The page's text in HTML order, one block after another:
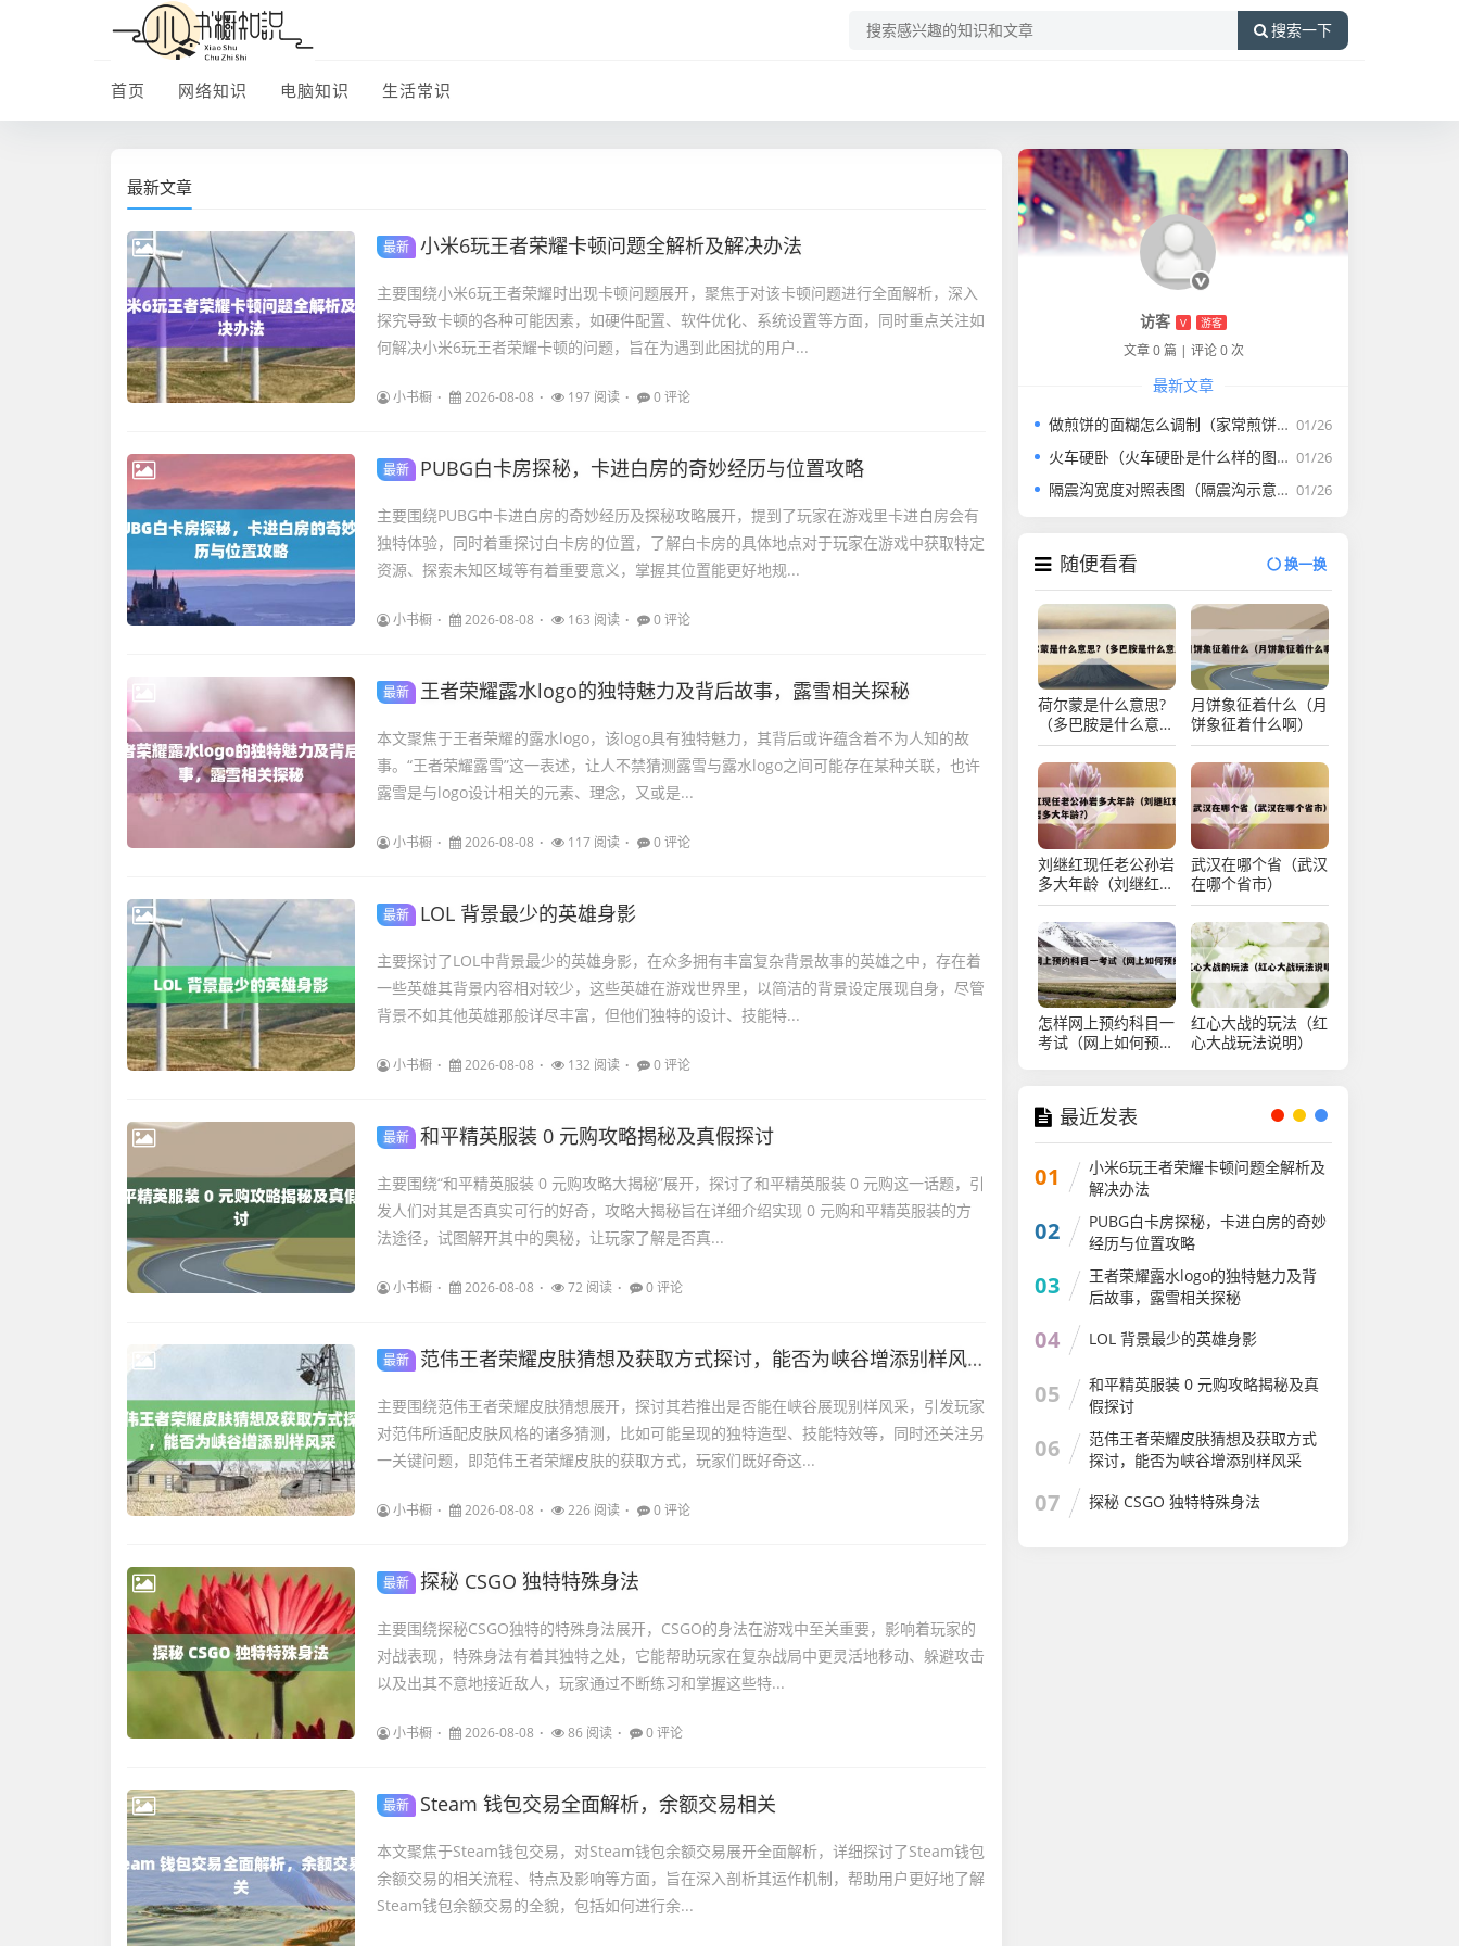
搜索一下
首页 网络知识 电脑知识 生活常识
最新文章
最新 小米6玩王者荣耀卡顿问题全解析及解决办法
主要围绕小米6玩王者荣耀时出现卡顿问题展开，聚焦于对该卡顿问题进行全面解析，深入
探究导致卡顿的各种可能因素，如硬件配置、软件优化、系统设置等方面，同时重点关注如
何解决小米6玩王者荣耀卡顿的问题，旨在为遇到此困扰的用户...
小书橱 2026-08-08 197 阅读 0 评论
最新 PUBG白卡房探秘，卡进白房的奇妙经历与位置攻略
主要围绕PUBG中卡进白房的奇妙经历及探秘攻略展开，提到了玩家在游戏里卡进白房会有
独特体验，同时着重探讨白卡房的位置，了解白卡房的具体地点对于玩家在游戏中获取特定
资源、探索未知区域等有着重要意义，掌握其位置能更好地规...
小书橱 2026-08-08 163 阅读 0 评论
最新 王者荣耀露水logo的独特魅力及背后故事，露雪相关探秘
本文聚焦于王者荣耀的露水logo，该logo具有独特魅力，其背后或许蕴含着不为人知的故
事。“王者荣耀露雪”这一表述，让人不禁猜测露雪与露水logo之间可能存在某种关联，也许
露雪是与logo设计相关的元素、理念，又或是...
小书橱 2026-08-08 117 阅读 0 评论
最新 LOL 背景最少的英雄身影
主要探讨了LOL中背景最少的英雄身影，在众多拥有丰富复杂背景故事的英雄之中，存在着
一些英雄其背景内容相对较少，这些英雄在游戏世界里，以简洁的背景设定展现自身，尽管
背景不如其他英雄那般详尽丰富，但他们独特的设计、技能特...
小书橱 2026-08-08 132 阅读 0 评论
最新 和平精英服装 0 元购攻略揭秘及真假探讨
主要围绕“和平精英服装 0 元购攻略大揭秘”展开，探讨了和平精英服装 0 元购这一话题，引
发人们对其是否真实可行的好奇，攻略大揭秘旨在详细介绍实现 0 元购和平精英服装的方
法途径，试图解开其中的奥秘，让玩家了解是否真...
小书橱 2026-08-08 72 阅读 0 评论
最新 范伟王者荣耀皮肤猜想及获取方式探讨，能否为峡谷增添别样风采
主要围绕范伟王者荣耀皮肤猜想展开，探讨其若推出是否能在峡谷展现别样风采，引发玩家
对范伟所适配皮肤风格的诸多猜测，比如可能呈现的独特造型、技能特效等，同时还关注另
一关键问题，即范伟王者荣耀皮肤的获取方式，玩家们既好奇这...
小书橱 2026-08-08 226 阅读 0 评论
最新 探秘 CSGO 独特特殊身法
主要围绕探秘CSGO独特的特殊身法展开，CSGO的身法在游戏中至关重要，影响着玩家的
对战表现，特殊身法有着其独特之处，它能帮助玩家在复杂战局中更灵活地移动、躲避攻击
以及出其不意地接近敌人，玩家通过不断练习和掌握这些特...
小书橱 2026-08-08 86 阅读 0 评论
最新 Steam 钱包交易全面解析，余额交易相关
本文聚焦于Steam钱包交易，对Steam钱包余额交易展开全面解析，详细探讨了Steam钱包
余额交易的相关流程、特点及影响等方面，旨在深入剖析其运作机制，帮助用户更好地了解
Steam钱包余额交易的全貌，包括如何进行余...
访客 V 游客
文章 0 篇 | 评论 0 次
最新文章
01/26
做煎饼的面糊怎么调制（家常煎饼的面糊怎么调）
01/26
火车硬卧（火车硬卧是什么样的图片）
01/26
隔震沟宽度对照表图（隔震沟示意图）
随便看看 换一换
荷尔蒙是什么意思?
（多巴胺是什么意
思?）
月饼象征着什么（月
饼象征着什么啊）
刘继红现任老公孙岩
多大年龄（刘继红现
任老公孙岩多大年
龄?）
武汉在哪个省（武汉
在哪个省市）
怎样网上预约科目一
考试（网上如何预约
红心大战的玩法（红
心大战玩法说明）
最近发表
01
小米6玩王者荣耀卡顿问题全解析及
解决办法
02
PUBG白卡房探秘，卡进白房的奇妙
经历与位置攻略
03
王者荣耀露水logo的独特魅力及背
后故事，露雪相关探秘
04 LOL 背景最少的英雄身影
05
和平精英服装 0 元购攻略揭秘及真
假探讨
06
范伟王者荣耀皮肤猜想及获取方式
探讨，能否为峡谷增添别样风采
07 探秘 CSGO 独特特殊身法